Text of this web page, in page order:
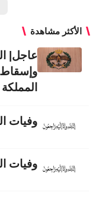
الأكثر مشاهدة
عاجل|
المملكة
وفيات اليوم
وفيات